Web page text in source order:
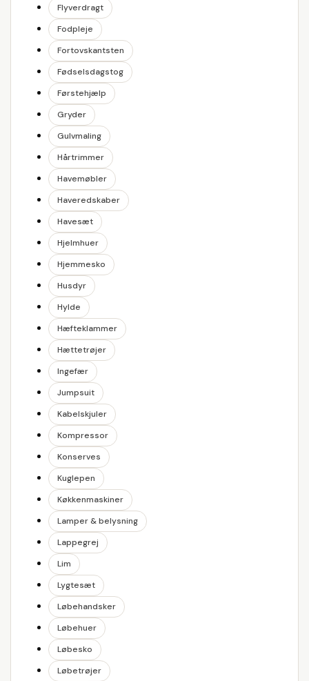
Flyverdragt
Fodpleje
Fortovskantsten
Fødselsdagstog
Førstehjælp
Gryder
Gulvmaling
Hårtrimmer
Havemøbler
Haveredskaber
Havesæt
Hjelmhuer
Hjemmesko
Husdyr
Hylde
Hæfteklammer
Hættetrøjer
Ingefær
Jumpsuit
Kabelskjuler
Kompressor
Konserves
Kuglepen
Køkkenmaskiner
Lamper & belysning
Lappegrej
Lim
Lygtesæt
Løbehandsker
Løbehuer
Løbesko
Løbetrøjer